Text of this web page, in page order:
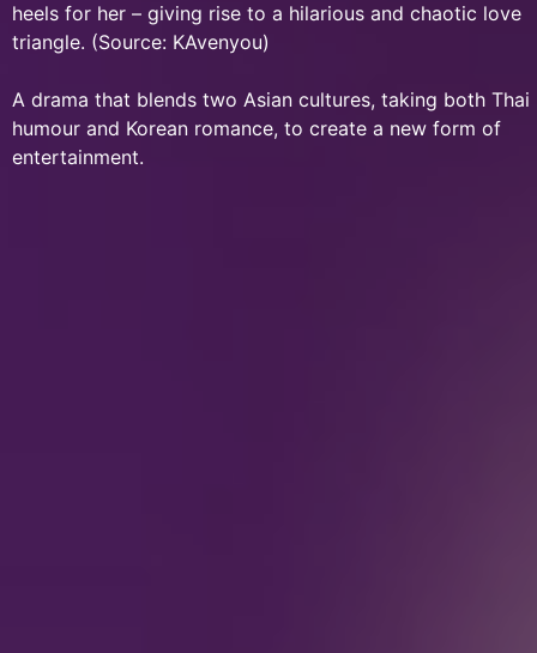
heels for her – giving rise to a hilarious and chaotic love
triangle. (Source: KAvenyou)
A drama that blends two Asian cultures, taking both Thai
humour and Korean romance, to create a new form of
entertainment.